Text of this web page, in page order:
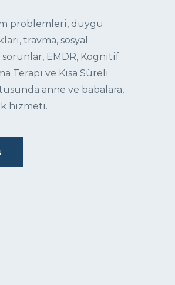
problemleri, duygu
travma, sosyal
EMDR, Kognitif
Terapi ve Kısa Süreli
anne ve babalara,
hizmeti.